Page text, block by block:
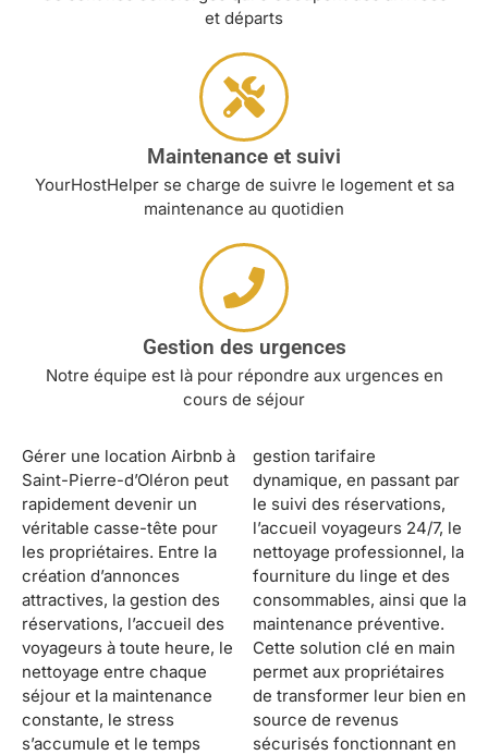
et départs
Maintenance et suivi
YourHostHelper se charge de suivre le logement et sa
maintenance au quotidien
Gestion des urgences
Notre équipe est là pour répondre aux urgences en
cours de séjour
Gérer une location Airbnb à
Saint-Pierre-d’Oléron peut
rapidement devenir un
véritable casse-tête pour
les propriétaires. Entre la
création d’annonces
attractives, la gestion des
réservations, l’accueil des
voyageurs à toute heure, le
nettoyage entre chaque
séjour et la maintenance
constante, le stress
s’accumule et le temps
gestion tarifaire
dynamique, en passant par
le suivi des réservations,
l’accueil voyageurs 24/7, le
nettoyage professionnel, la
fourniture du linge et des
consommables, ainsi que la
maintenance préventive.
Cette solution clé en main
permet aux propriétaires
de transformer leur bien en
source de revenus
sécurisés fonctionnant en